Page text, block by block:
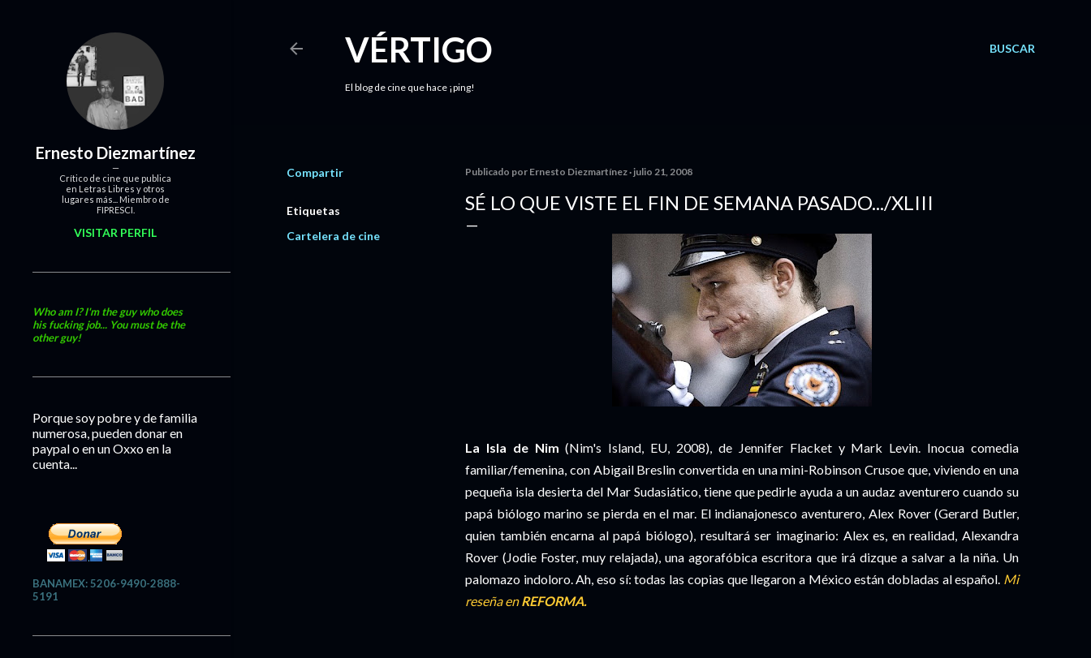
BUSCAR
VÉRTIGO
El blog de cine que hace ¡ping!
Compartir
Etiquetas
Cartelera de cine
Publicado por Ernesto Diezmartínez julio 21, 2008
SÉ LO QUE VISTE EL FIN DE SEMANA PASADO.../XLIII
La Isla de Nim (Nim's Island, EU, 2008), de Jennifer Flacket y Mark Levin. Inocua comedia
familiar/femenina, con Abigail Breslin convertida en una mini-Robinson Crusoe que, viviendo en una
pequeña isla desierta del Mar Sudasiático, tiene que pedirle ayuda a un audaz aventurero cuando su
papá biólogo marino se pierda en el mar. El indianajonesco aventurero, Alex Rover (Gerard Butler,
quien también encarna al papá biólogo), resultará ser imaginario: Alex es, en realidad, Alexandra
Rover (Jodie Foster, muy relajada), una agorafóbica escritora que irá dizque a salvar a la niña. Un
palomazo indoloro. Ah, eso sí: todas las copias que llegaron a México están dobladas al español. Mi
reseña enREFORMA.
Ernesto Diezmartínez
Crítico de cine que publica
en Letras Libres y otros
lugares más... Miembro de
FIPRESCI.
VISITAR PERFIL
Who am I? I'm the guy who does
his fucking job... You must be the
other guy!
Porque soy pobre y de familia
numerosa, pueden donar en
paypal o en un Oxxo en la
cuenta...
BANAMEX: 5206-9490-2888-
5191